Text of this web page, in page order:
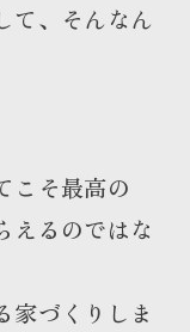
て、そんなん
こそ最高の
えるのではな
家づくりしま